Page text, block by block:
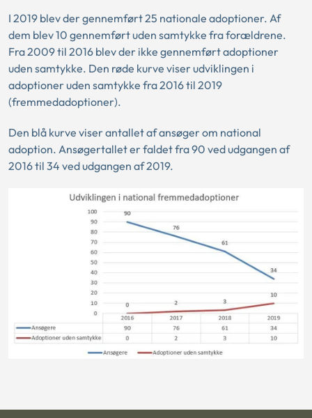
I 2019 blev der gennemført 25 nationale adoptioner. Af
dem blev 10 gennemført uden samtykke fra forældrene.
Fra 2009 til 2016 blev der ikke gennemført adoptioner
uden samtykke. Den røde kurve viser udviklingen i
adoptioner uden samtykke fra 2016 til 2019
(fremmedadoptioner).
Den blå kurve viser antallet af ansøger om national
adoption. Ansøgertallet er faldet fra 90 ved udgangen af
2016 til 34 ved udgangen af 2019.